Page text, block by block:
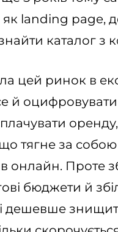
як landing
каталог з
цей ринок в
й оцифровувати
що тягне за
в онлайн. Проте
бюджети й
дешевше